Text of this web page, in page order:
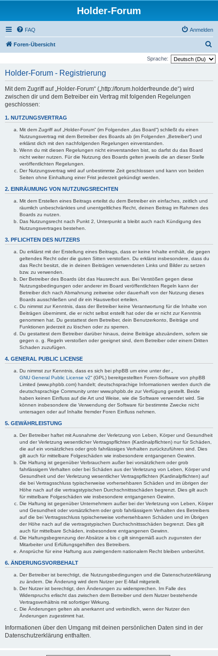
Holder-Forum
FAQ Anmelden
Foren-Übersicht
u
Sprache:
Holder-Forum - Registrierung
Mit dem Zugriff auf „Holder-Forum“ („http://forum.holderfreunde.de“) wird
zwischen dir und dem Betreiber ein Vertrag mit folgenden Regelungen
geschlossen:
1. NUTZUNGSVERTRAG
Mit dem Zugriff auf „Holder-Forum“ (im Folgenden „das Board“) schließt du einen
Nutzungsvertrag mit dem Betreiber des Boards ab (im Folgenden „Betreiber“) und
erklärst dich mit den nachfolgenden Regelungen einverstanden.
Wenn du mit diesen Regelungen nicht einverstanden bist, so darfst du das Board
nicht weiter nutzen. Für die Nutzung des Boards gelten jeweils die an dieser Stelle
veröffentlichten Regelungen.
Der Nutzungsvertrag wird auf unbestimmte Zeit geschlossen und kann von beiden
Seiten ohne Einhaltung einer Frist jederzeit gekündigt werden.
2. EINRÄUMUNG VON NUTZUNGSRECHTEN
Mit dem Erstellen eines Beitrags erteilst du dem Betreiber ein einfaches, zeitlich und
räumlich unbeschränktes und unentgeltliches Recht, deinen Beitrag im Rahmen des
Boards zu nutzen.
Das Nutzungsrecht nach Punkt 2, Unterpunkt a bleibt auch nach Kündigung des
Nutzungsvertrages bestehen.
3. PFLICHTEN DES NUTZERS
Du erklärst mit der Erstellung eines Beitrags, dass er keine Inhalte enthält, die gegen
geltendes Recht oder die guten Sitten verstoßen. Du erklärst insbesondere, dass du
das Recht besitzt, die in deinen Beiträgen verwendeten Links und Bilder zu setzen
bzw. zu verwenden.
Der Betreiber des Boards übt das Hausrecht aus. Bei Verstößen gegen diese
Nutzungsbedingungen oder anderer im Board veröffentlichten Regeln kann der
Betreiber dich nach Abmahnung zeitweise oder dauerhaft von der Nutzung dieses
Boards ausschließen und dir ein Hausverbot erteilen.
Du nimmst zur Kenntnis, dass der Betreiber keine Verantwortung für die Inhalte von
Beiträgen übernimmt, die er nicht selbst erstellt hat oder die er nicht zur Kenntnis
genommen hat. Du gestattest dem Betreiber, dein Benutzerkonto, Beiträge und
Funktionen jederzeit zu löschen oder zu sperren.
Du gestattest dem Betreiber darüber hinaus, deine Beiträge abzuändern, sofern sie
gegen o. g. Regeln verstoßen oder geeignet sind, dem Betreiber oder einem Dritten
Schaden zuzufügen.
4. GENERAL PUBLIC LICENSE
Du nimmst zur Kenntnis, dass es sich bei phpBB um eine unter der „
GNU General Public License v2“ (GPL) bereitgestellten Foren-Software von phpBB
Limited (www.phpbb.com) handelt; deutschsprachige Informationen werden durch die
deutschsprachige Community unter www.phpbb.de zur Verfügung gestellt. Beide
haben keinen Einfluss auf die Art und Weise, wie die Software verwendet wird. Sie
können insbesondere die Verwendung der Software für bestimmte Zwecke nicht
untersagen oder auf Inhalte fremder Foren Einfluss nehmen.
5. GEWÄHRLEISTUNG
Der Betreiber haftet mit Ausnahme der Verletzung von Leben, Körper und Gesundheit
und der Verletzung wesentlicher Vertragspflichten (Kardinalpflichten) nur für Schäden,
die auf ein vorsätzliches oder grob fahrlässiges Verhalten zurückzuführen sind. Dies
gilt auch für mittelbare Folgeschäden wie insbesondere entgangenen Gewinn.
Die Haftung ist gegenüber Verbrauchern außer bei vorsätzlichem oder grob
fahrlässigem Verhalten oder bei Schäden aus der Verletzung von Leben, Körper und
Gesundheit und der Verletzung wesentlicher Vertragspflichten (Kardinalpflichten) auf
die bei Vertragsschluss typischerweise vorhersehbaren Schäden und im übrigen der
Höhe nach auf die vertragstypischen Durchschnittsschäden begrenzt. Dies gilt auch
für mittelbare Folgeschäden wie insbesondere entgangenen Gewinn.
Die Haftung ist gegenüber Unternehmern außer bei der Verletzung von Leben, Körper
und Gesundheit oder vorsätzlichem oder grob fahrlässigem Verhalten des Betreibers
auf die bei Vertragsschluss typischerweise vorhersehbaren Schäden und im Übrigen
der Höhe nach auf die vertragstypischen Durchschnittsschäden begrenzt. Dies gilt
auch für mittelbare Schäden, insbesondere entgangenen Gewinn.
Die Haftungsbegrenzung der Absätze a bis c gilt sinngemäß auch zugunsten der
Mitarbeiter und Erfüllungsgehilfen des Betreibers.
Ansprüche für eine Haftung aus zwingendem nationalem Recht bleiben unberührt.
6. ÄNDERUNGSVORBEHALT
Der Betreiber ist berechtigt, die Nutzungsbedingungen und die Datenschutzerklärung
zu ändern. Die Änderung wird dem Nutzer per E-Mail mitgeteilt.
Der Nutzer ist berechtigt, den Änderungen zu widersprechen. Im Falle des
Widerspruchs erlischt das zwischen dem Betreiber und dem Nutzer bestehende
Vertragsverhältnis mit sofortiger Wirkung.
Die Änderungen gelten als anerkannt und verbindlich, wenn der Nutzer den
Änderungen zugestimmt hat.
Informationen über den Umgang mit deinen persönlichen Daten sind in der
Datenschutzerklärung enthalten.